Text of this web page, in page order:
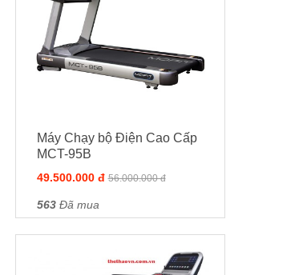
Máy Chạy bộ Điện Cao Cấp
MCT-95B
49.500.000 đ 56.000.000 đ
563Đã mua